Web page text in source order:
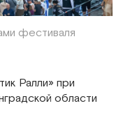
фестиваля
Ралли» при
области